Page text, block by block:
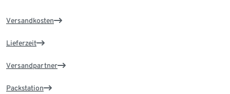
Versandkosten
Lieferzeit
Versandpartner
Packstation